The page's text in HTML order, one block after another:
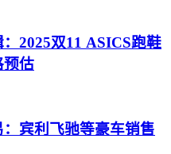
2025双11 ASICS跑鞋
预估
宾利飞驰等豪车销售